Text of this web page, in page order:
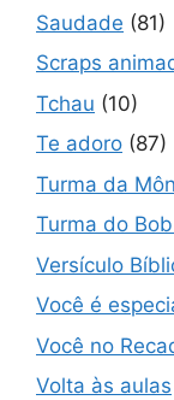
Saudade (81)
Scraps
Tchau (10)
Te adoro (87)
Turma da
Turma do
Versículo
Você é
Você no
Volta às aulas